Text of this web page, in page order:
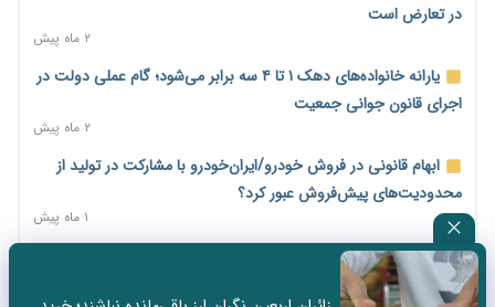
مرحله سیزدهم کالابرگ در سایه تورم؛ قدرت خرید یارانه یک‌میلیونی
۱۴ مرداد؛ اولین «روز ملی کارفرما» در تقویم رسمی ایران/«روز ملی
کارفرما» چگونه به تقویم رسمی کشور رسید؟
۲ روز پیش
سکه در یک قدمی ۱۸۵ میلیون تومان
در تعارض است
۲ ماه پیش
یارانه خانواده‌های دهک ۱ تا ۴ سه برابر می‌شود؛ گام عملی دولت در
اجرای قانون جوانی جمعیت
۲ ماه پیش
ابهام قانونی در فروش خودرو/ایران‌خودرو با مشارکت در تولید از
محدودیت‌های پیش‌فروش عبور کرد؟
۱ ماه پیش
سه نماد جدید اخزا در فرابورس پذیرش شد